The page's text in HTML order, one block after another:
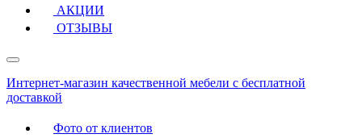
АКЦИИ
ОТЗЫВЫ
Интернет-магазин качественной мебели с бесплатной
доставкой
Фото от клиентов